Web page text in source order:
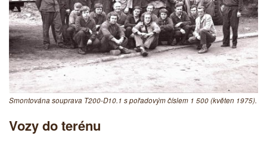
Smontována souprava T200-D10.1 s pořadovým číslem 1 500 (květen 1975).
Vozy do terénu